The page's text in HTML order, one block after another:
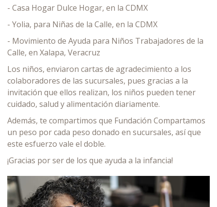
- Casa Hogar Dulce Hogar, en la CDMX
- Yolia, para Niñas de la Calle, en la CDMX
- Movimiento de Ayuda para Niños Trabajadores de la
Calle, en Xalapa, Veracruz
Los niños, enviaron cartas de agradecimiento a los
colaboradores de las sucursales, pues gracias a la
invitación que ellos realizan, los niños pueden tener
cuidado, salud y alimentación diariamente.
Además, te compartimos que Fundación Compartamos
un peso por cada peso donado en sucursales, así que
este esfuerzo vale el doble.
¡Gracias por ser de los que ayuda a la infancia!